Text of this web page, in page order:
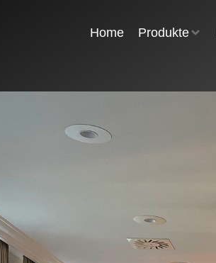
Home Produkte